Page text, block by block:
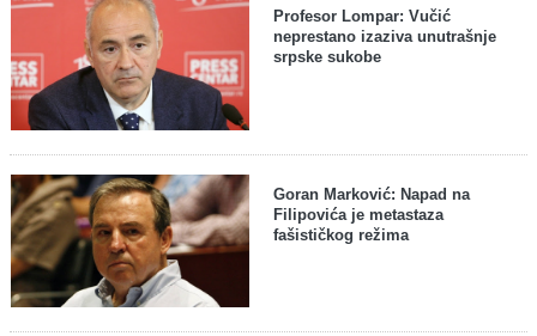
Profesor Lompar: Vučić
neprestano izaziva unutrašnje
srpske sukobe
Goran Marković: Napad na
Filipovića je metastaza
fašističkog režima